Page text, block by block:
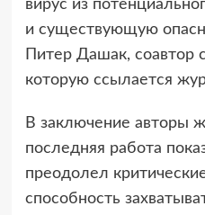
вирус из
и существующую
Питер Дашак, соавтор
которую ссылается
В заключение авторы
последняя работа
преодолел
способность